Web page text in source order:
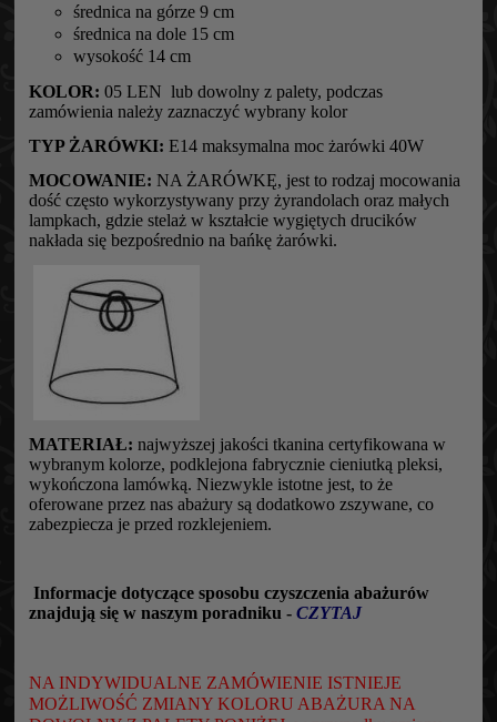
średnica na górze 9 cm
średnica na dole 15 cm
wysokość 14 cm
KOLOR: 05 LEN lub dowolny z palety, podczas
zamówienia należy zaznaczyć wybrany kolor
TYP ŻARÓWKI: E14 maksymalna moc żarówki 40W
MOCOWANIE: NA ŻARÓWKĘ, jest to rodzaj mocowania
dość często wykorzystywany przy żyrandolach oraz małych
lampkach, gdzie stelaż w kształcie wygiętych drucików
nakłada się bezpośrednio na bańkę żarówki.
MATERIAŁ: najwyższej jakości tkanina certyfikowana w
wybranym kolorze, podklejona fabrycznie cieniutką pleksi,
wykończona lamówką. Niezwykle istotne jest, to że
oferowane przez nas abażury są dodatkowo zszywane, co
zabezpiecza je przed rozklejeniem.
Informacje dotyczące sposobu czyszczenia abażurów
znajdują się w naszym poradniku - CZYTAJ
NA INDYWIDUALNE ZAMÓWIENIE ISTNIEJE
MOŻLIWOŚĆ ZMIANY KOLORU ABAŻURA NA